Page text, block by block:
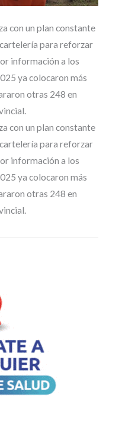
con un plan constante
para reforzar
información a los
ya colocaron más
otras 248 en
con un plan constante
para reforzar
información a los
ya colocaron más
otras 248 en